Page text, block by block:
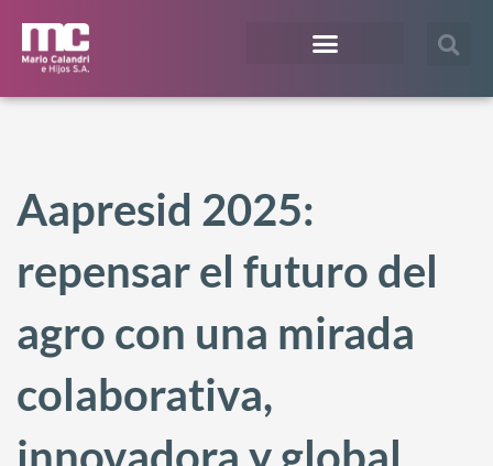
Aapresid 2025:
repensar el futuro del
agro con una mirada
colaborativa,